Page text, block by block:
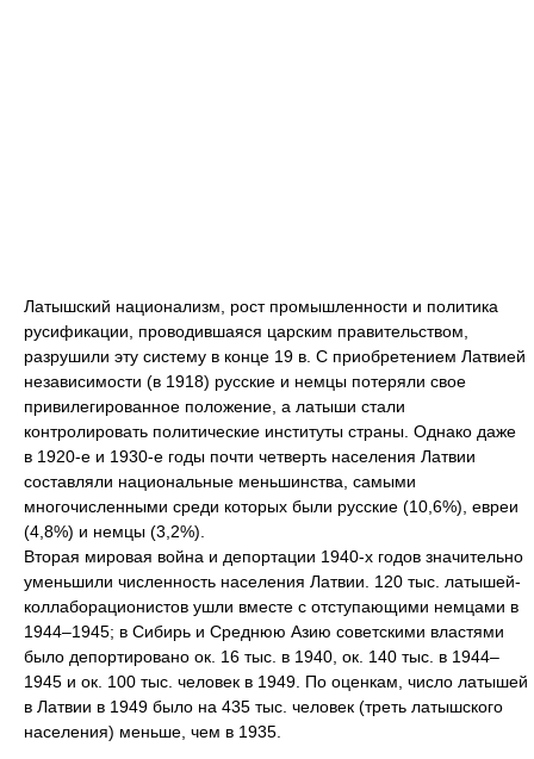
Латышский национализм, рост промышленности и политика
русификации, проводившаяся царским правительством,
разрушили эту систему в конце 19 в. С приобретением Латвией
независимости (в 1918) русские и немцы потеряли свое
привилегированное положение, а латыши стали
контролировать политические институты страны. Однако даже
в 1920-е и 1930-е годы почти четверть населения Латвии
составляли национальные меньшинства, самыми
многочисленными среди которых были русские (10,6%), евреи
(4,8%) и немцы (3,2%).
Вторая мировая война и депортации 1940-х годов значительно
уменьшили численность населения Латвии. 120 тыс. латышей-
коллаборационистов ушли вместе с отступающими немцами в
1944–1945; в Сибирь и Среднюю Азию советскими властями
было депортировано ок. 16 тыс. в 1940, ок. 140 тыс. в 1944–
1945 и ок. 100 тыс. человек в 1949. По оценкам, число латышей
в Латвии в 1949 было на 435 тыс. человек (треть латышского
населения) меньше, чем в 1935.